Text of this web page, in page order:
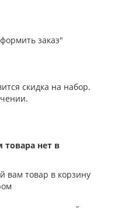
заказ"
скидка на набор.
товара нет в
вам товар в корзину